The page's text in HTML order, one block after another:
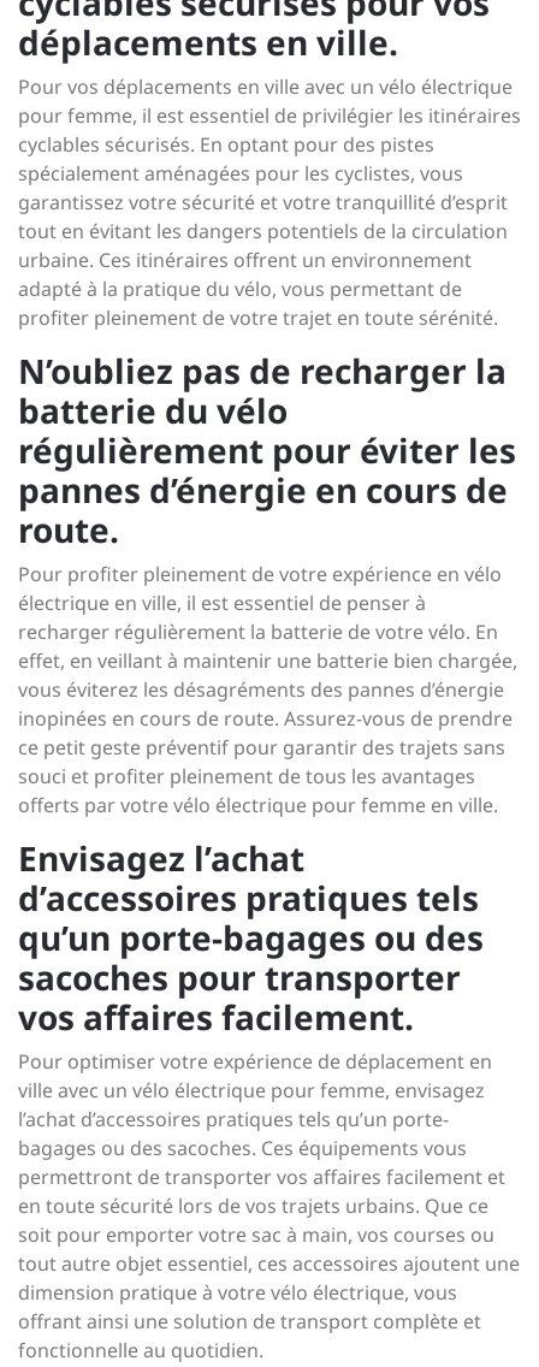
déplacements en ville.
Pour vos déplacements en ville avec un vélo électrique
pour femme, il est essentiel de privilégier les itinéraires
cyclables sécurisés. En optant pour des pistes
spécialement aménagées pour les cyclistes, vous
garantissez votre sécurité et votre tranquillité d’esprit
tout en évitant les dangers potentiels de la circulation
urbaine. Ces itinéraires offrent un environnement
adapté à la pratique du vélo, vous permettant de
profiter pleinement de votre trajet en toute sérénité.
N’oubliez pas de recharger la
batterie du vélo
régulièrement pour éviter les
pannes d’énergie en cours de
route.
Pour profiter pleinement de votre expérience en vélo
électrique en ville, il est essentiel de penser à
recharger régulièrement la batterie de votre vélo. En
effet, en veillant à maintenir une batterie bien chargée,
vous éviterez les désagréments des pannes d’énergie
inopinées en cours de route. Assurez-vous de prendre
ce petit geste préventif pour garantir des trajets sans
souci et profiter pleinement de tous les avantages
offerts par votre vélo électrique pour femme en ville.
Envisagez l’achat
d’accessoires pratiques tels
qu’un porte-bagages ou des
sacoches pour transporter
vos affaires facilement.
Pour optimiser votre expérience de déplacement en
ville avec un vélo électrique pour femme, envisagez
l’achat d’accessoires pratiques tels qu’un porte-
bagages ou des sacoches. Ces équipements vous
permettront de transporter vos affaires facilement et
en toute sécurité lors de vos trajets urbains. Que ce
soit pour emporter votre sac à main, vos courses ou
tout autre objet essentiel, ces accessoires ajoutent une
dimension pratique à votre vélo électrique, vous
offrant ainsi une solution de transport complète et
fonctionnelle au quotidien.